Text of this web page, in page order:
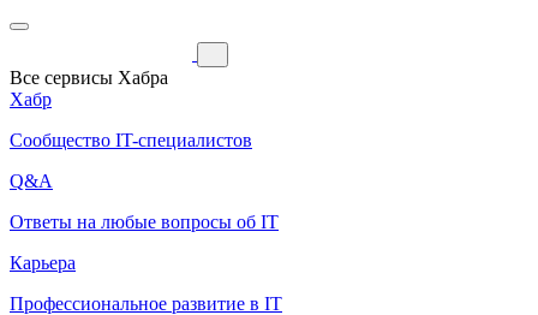
Все сервисы Хабра
Хабр
Сообщество IT-специалистов
Q&A
Ответы на любые вопросы об IT
Карьера
Профессиональное развитие в IT